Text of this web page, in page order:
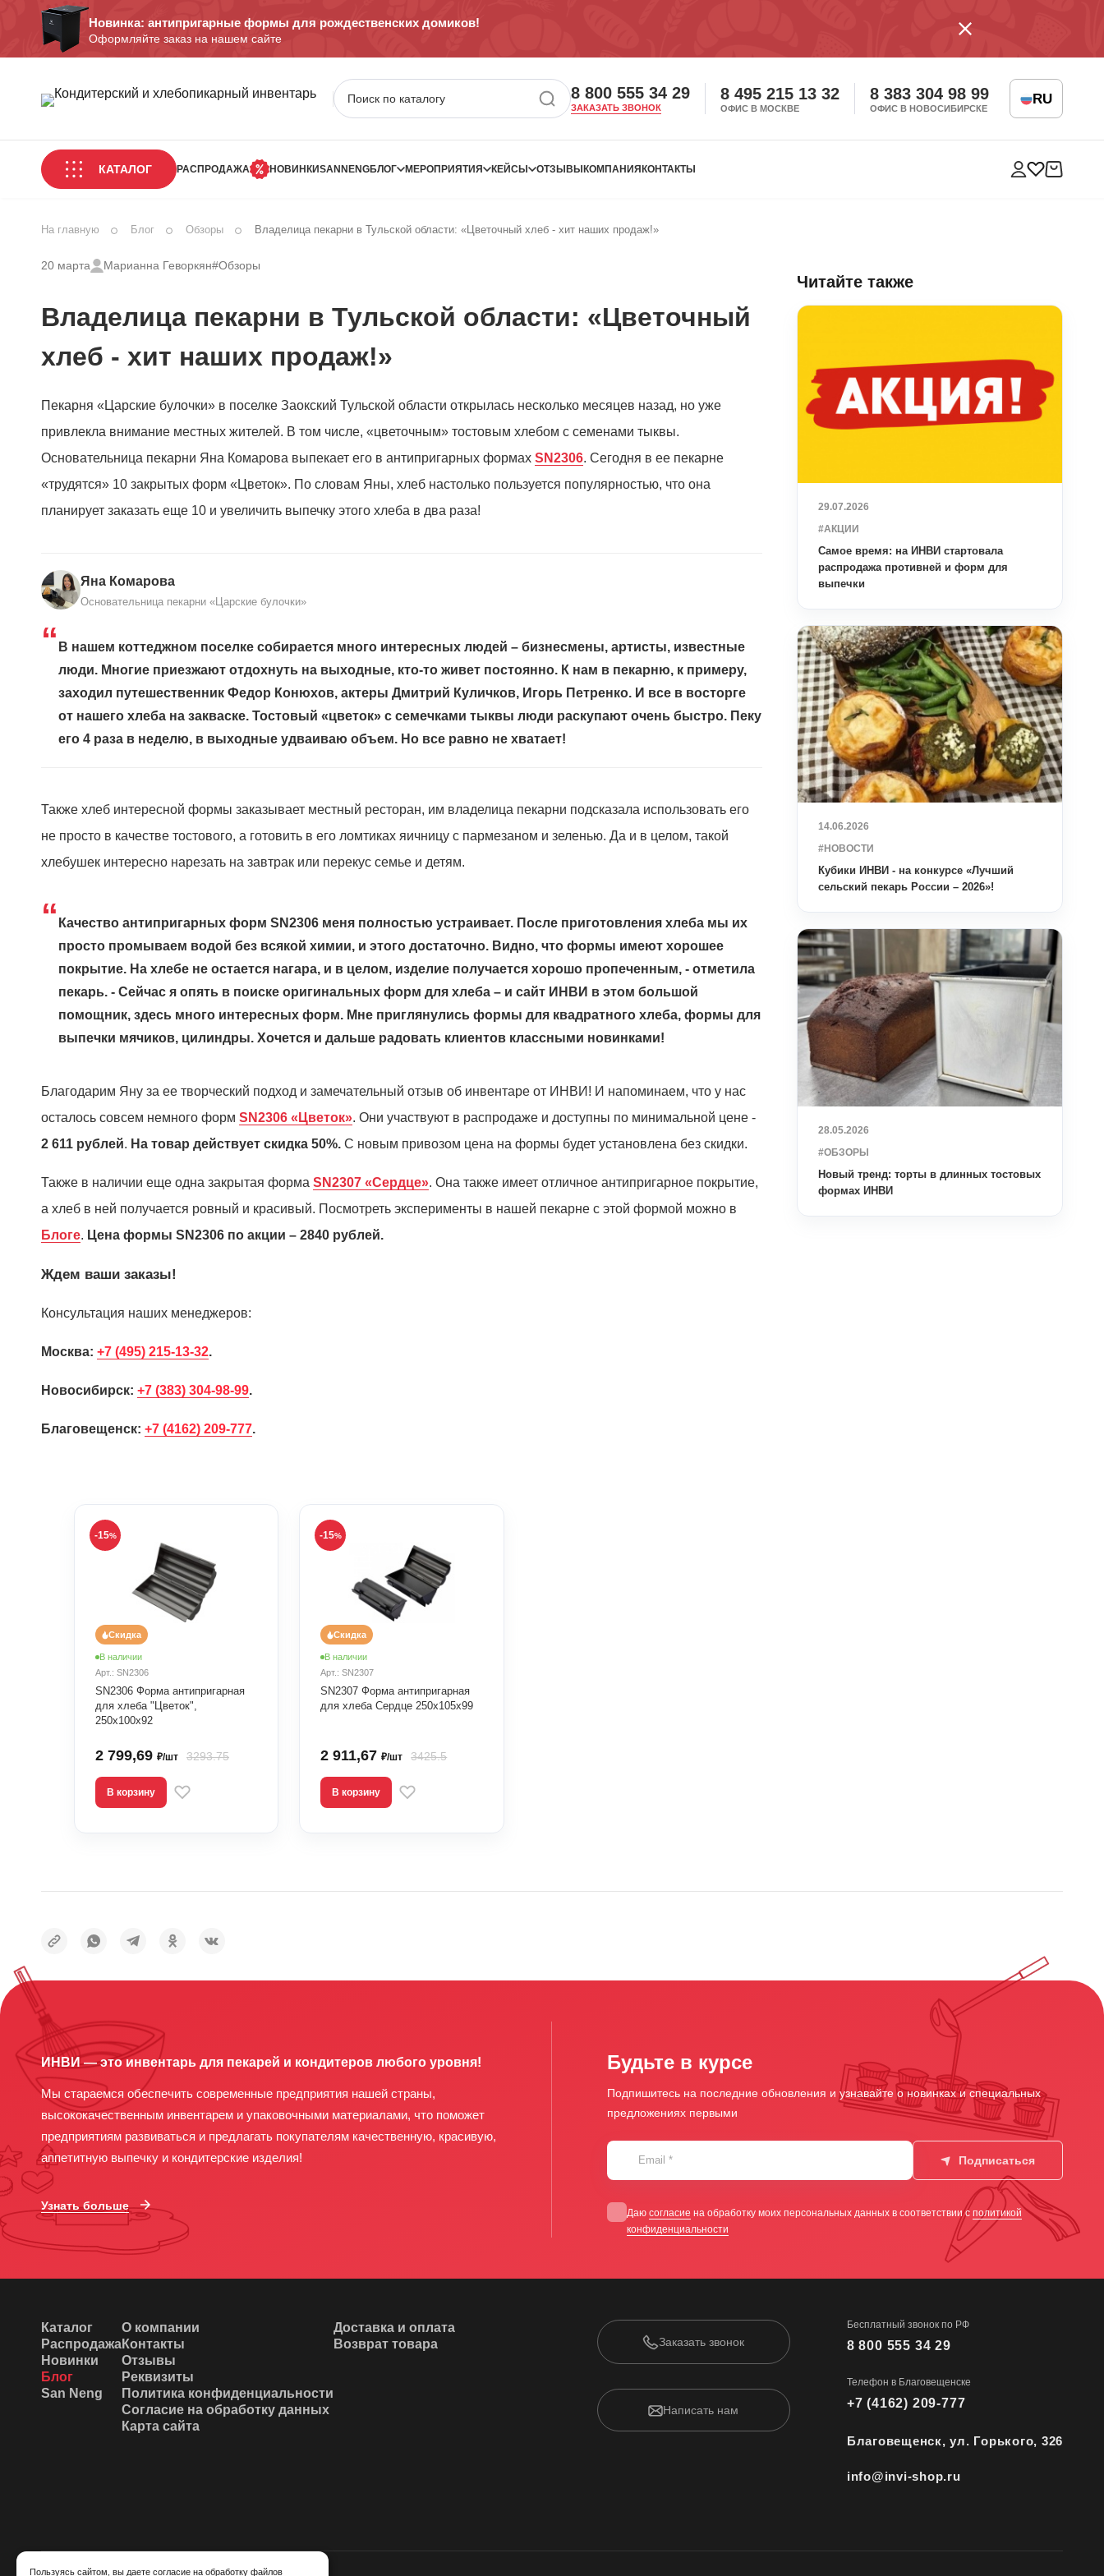
Новинка: антипригарные формы для рождественских домиков!
Оформляйте заказ на нашем сайте
8 800 555 34 29
ЗАКАЗАТЬ ЗВОНОК
8 495 215 13 32
ОФИС В МОСКВЕ
8 383 304 98 99
ОФИС В НОВОСИБИРСКЕ
RU
КАТАЛОГ РАСПРОДАЖА НОВИНКИSANNENGБЛОГ МЕРОПРИЯТИЯ КЕЙСЫ ОТЗЫВЫ КОМПАНИЯ КОНТАКТЫ
На главную Блог Обзоры Владелица пекарни в Тульской области: «Цветочный хлеб - хит наших продаж!»
20 марта Марианна Геворкян#Обзоры
Владелица пекарни в Тульской области: «Цветочный
хлеб - хит наших продаж!»
Пекарня «Царские булочки» в поселке Заокский Тульской области открылась несколько месяцев назад, но уже
привлекла внимание местных жителей. В том числе, «цветочным» тостовым хлебом с семенами тыквы.
Основательница пекарни Яна Комарова выпекает его в антипригарных формах SN2306. Сегодня в ее пекарне
«трудятся» 10 закрытых форм «Цветок». По словам Яны, хлеб настолько пользуется популярностью, что она
планирует заказать еще 10 и увеличить выпечку этого хлеба в два раза!
Яна Комарова
Основательница пекарни «Царские булочки»
“ В нашем коттеджном поселке собирается много интересных людей – бизнесмены, артисты, известные
люди. Многие приезжают отдохнуть на выходные, кто-то живет постоянно. К нам в пекарню, к примеру,
заходил путешественник Федор Конюхов, актеры Дмитрий Куличков, Игорь Петренко. И все в восторге
от нашего хлеба на закваске. Тостовый «цветок» с семечками тыквы люди раскупают очень быстро. Пеку
его 4 раза в неделю, в выходные удваиваю объем. Но все равно не хватает!
Также хлеб интересной формы заказывает местный ресторан, им владелица пекарни подсказала использовать его
не просто в качестве тостового, а готовить в его ломтиках яичницу с пармезаном и зеленью. Да и в целом, такой
хлебушек интересно нарезать на завтрак или перекус семье и детям.
“ Качество антипригарных форм SN2306 меня полностью устраивает. После приготовления хлеба мы их
просто промываем водой без всякой химии, и этого достаточно. Видно, что формы имеют хорошее
покрытие. На хлебе не остается нагара, и в целом, изделие получается хорошо пропеченным, - отметила
пекарь. - Сейчас я опять в поиске оригинальных форм для хлеба – и сайт ИНВИ в этом большой
помощник, здесь много интересных форм. Мне приглянулись формы для квадратного хлеба, формы для
выпечки мячиков, цилиндры. Хочется и дальше радовать клиентов классными новинками!
Благодарим Яну за ее творческий подход и замечательный отзыв об инвентаре от ИНВИ! И напоминаем, что у нас
осталось совсем немного форм SN2306 «Цветок». Они участвуют в распродаже и доступны по минимальной цене -
2 611 рублей. На товар действует скидка 50%. С новым привозом цена на формы будет установлена без скидки.
Также в наличии еще одна закрытая форма SN2307 «Сердце». Она также имеет отличное антипригарное покрытие,
а хлеб в ней получается ровный и красивый. Посмотреть эксперименты в нашей пекарне с этой формой можно в
Блоге. Цена формы SN2306 по акции – 2840 рублей.
Ждем ваши заказы!
Консультация наших менеджеров:
Москва: +7 (495) 215-13-32.
Новосибирск: +7 (383) 304-98-99.
Благовещенск: +7 (4162) 209-777.
Скидка
В наличии
Арт.: SN2306
SN2306 Форма антипригарная
для хлеба "Цветок",
250х100х92
2 799,69 ₽/шт 3293.75
В корзину
-15%
Скидка
В наличии
Арт.: SN2307
SN2307 Форма антипригарная
для хлеба Сердце 250х105х99
2 911,67₽/шт 3425.5
В корзину
-15%
Читайте также
29.07.2026
#АКЦИИ
Самое время: на ИНВИ стартовала
распродажа противней и форм для
выпечки
14.06.2026
#НОВОСТИ
Кубики ИНВИ - на конкурсе «Лучший
сельский пекарь России – 2026»!
28.05.2026
#ОБЗОРЫ
Новый тренд: торты в длинных тостовых
формах ИНВИ
ИНВИ — это инвентарь для пекарей и кондитеров любого уровня!
Мы стараемся обеспечить современные предприятия нашей страны,
высококачественным инвентарем и упаковочными материалами, что поможет
предприятиям развиваться и предлагать покупателям качественную, красивую,
аппетитную выпечку и кондитерские изделия!
Узнать больше
Будьте в курсе
Подпишитесь на последние обновления и узнавайте о новинках и специальных
предложениях первыми
Email * Подписаться
Даю согласие на обработку моих персональных данных в соответствии с политикой
конфиденциальности
Заказать звонок
Написать нам
Бесплатный звонок по РФ
8 800 555 34 29
Телефон в Благовещенске
+7 (4162) 209-777
Благовещенск, ул. Горького, 326
info@invi-shop.ru
Каталог
Распродажа
Новинки
Блог
San Neng
О компании
Контакты
Отзывы
Реквизиты
Политика конфиденциальности
Согласие на обработку данных
Карта сайта
Доставка и оплата
Возврат товара
Пользуясь сайтом, вы даете согласие на обработку файлов